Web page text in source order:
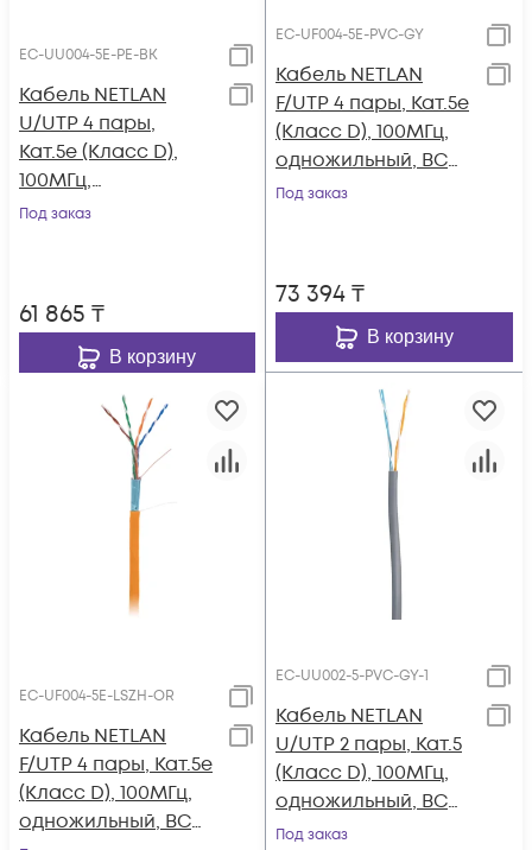
EC-UU004-5E-PE-BK
Кабель NETLAN
U/UTP 4 пары,
Кат.5e (Класс D),
100МГц,
одножильный, BC
Под заказ
61 865 ₸
В корзину
EC-UF004-5E-PVC-GY
Кабель NETLAN
F/UTP 4 пары, Кат.5e
(Класс D), 100МГц,
одножильный, BC
(чистая медь),
Под заказ
73 394₸
В корзину
EC-UF004-5E-LSZH-OR
Кабель NETLAN
F/UTP 4 пары, Кат.5e
(Класс D), 100МГц,
одножильный, BC
EC-UU002-5-PVC-GY-1
Кабель NETLAN
U/UTP 2 пары, Кат.5
(Класс D), 100МГц,
одножильный, BC
(чистая медь),
Под заказ